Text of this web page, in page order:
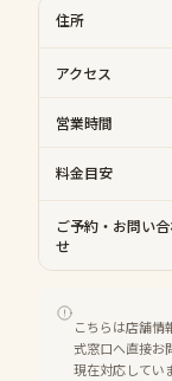
住所
アクセス
営業時間
料金目安
ご予約・お問い
せ
こちらは店舗情
式窓口へ直接お
現在対応してい